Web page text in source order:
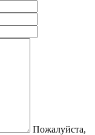
Пожалуйста,